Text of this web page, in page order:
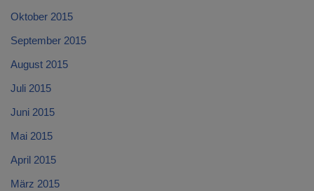
Oktober 2015
September 2015
August 2015
Juli 2015
Juni 2015
Mai 2015
April 2015
März 2015